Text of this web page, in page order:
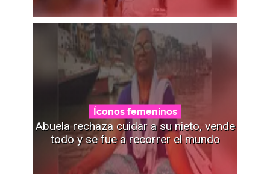
Íconos femeninos
Abuela rechaza cuidar a su nieto, vende
todo y se fue a recorrer el mundo